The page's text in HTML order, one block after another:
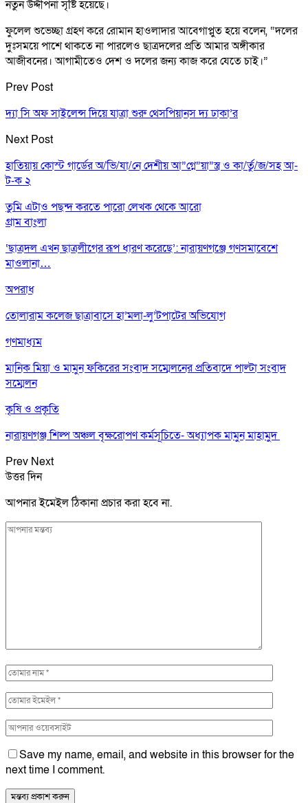
নতুন উদ্দীপনা সৃষ্টি হয়েছে।
ফুলেল শুভেচ্ছা গ্রহণ করে রোমান হাওলাদার আবেগাপ্লুত হয়ে বলেন, “দলের
দুঃসময়ে পাশে থাকতে না পারলেও ছাত্রদলের প্রতি আমার অঙ্গীকার
আজীবনের। আগামীতেও দেশ ও দলের জন্য কাজ করে যেতে চাই।”
Prev Post
দ্যা সি অফ সাইলেন্স দিয়ে যাত্রা শুরু থেসপিয়ানস দ্য ঢাকা’র
Next Post
হাতিয়ায় কোস্ট গার্ডের অ/ভি/যা/নে দেশীয় আ”গ্নে”য়া”স্ত্র ও কা/র্তু/জ/সহ আ-
ট-ক ২
তুমি এটাও পছন্দ করতে পারোলেখক থেকে আরো
গ্রাম বাংলা
‘ছাত্রদল এখন ছাত্রলীগের রূপ ধারণ করেছে’: নারায়ণগঞ্জে গণসমাবেশে
মাওলানা…
অপরাধ
তোলারাম কলেজ ছাত্রাবাসে হা’মলা-লু’টপাটের অভিযোগ
গণমাধ্যম
মানিক মিয়া ও মামুন ফকিরের সংবাদ সম্মেলনের প্রতিবাদে পাল্টা সংবাদ
সম্মেলন
কৃষি ও প্রকৃতি
নারায়ণগঞ্জ শিল্প অঞ্চল বৃক্ষরোপণ কর্মসূচিতে- অধ্যাপক মামুন মাহামুদ
Prev Next
উত্তর দিন
আপনার ইমেইল ঠিকানা প্রচার করা হবে না.
Save my name, email, and website in this browser for the
next time I comment.